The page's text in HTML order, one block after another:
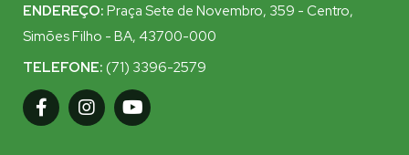
ENDEREÇO: Praça Sete de Novembro, 359 - Centro,
Simões Filho - BA, 43700-000
TELEFONE: (71) 3396-2579